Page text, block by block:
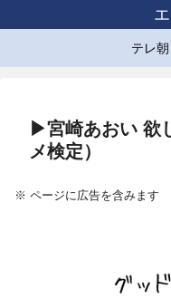
テレ
▶宮崎あおい 欲
メ検定）
※ ページに広告を含みます